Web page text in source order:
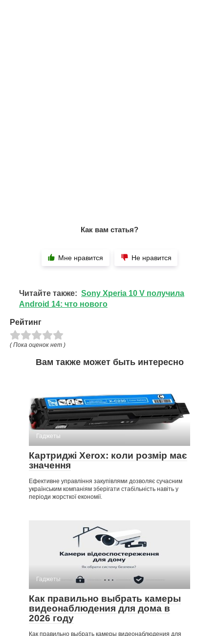
Как вам статья?
Мне нравится Не нравится
Читайте также: Sony Xperia 10 V получила
Android 14: что нового
Рейтинг
( Пока оценок нет )
Вам также может быть интересно
Гаджеты
Картриджі Xerox: коли розмір має
значення
Ефективне управління закупівлями дозволяє сучасним
українським компаніям зберігати стабільність навіть у
періоди жорсткої економії.
Гаджеты
Как правильно выбрать камеры
видеонаблюдения для дома в
2026 году
Как правильно выбрать камеры видеонаблюдения для